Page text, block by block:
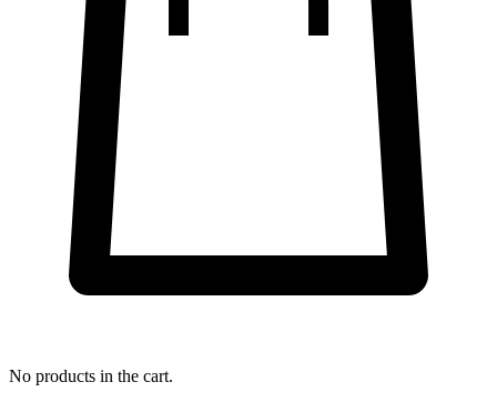
No products in the cart.